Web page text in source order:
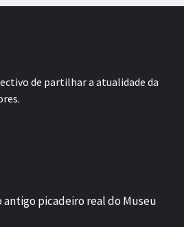
de partilhar a atualidade da
antigo picadeiro real do Museu